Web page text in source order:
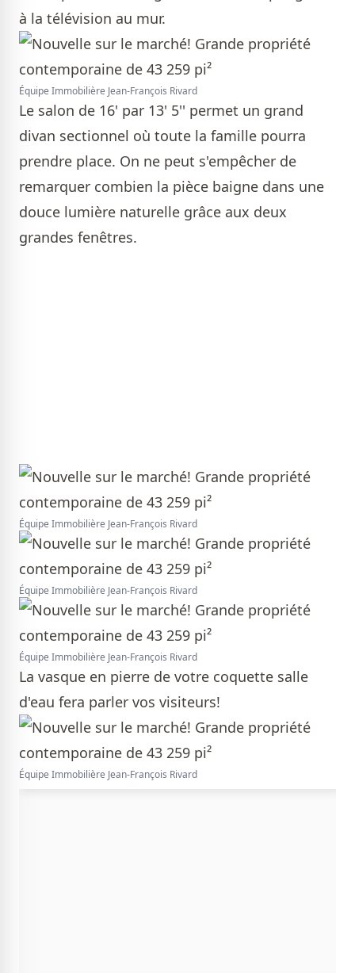
à la télévision au mur.
Équipe Immobilière Jean-François Rivard
Le salon de 16' par 13' 5'' permet un grand
divan sectionnel où toute la famille pourra
prendre place. On ne peut s'empêcher de
remarquer combien la pièce baigne dans une
douce lumière naturelle grâce aux deux
grandes fenêtres.
Équipe Immobilière Jean-François Rivard
Équipe Immobilière Jean-François Rivard
Équipe Immobilière Jean-François Rivard
La vasque en pierre de votre coquette salle
d'eau fera parler vos visiteurs!
Équipe Immobilière Jean-François Rivard